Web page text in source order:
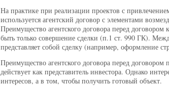
На практике при реализации проектов с
используется агентский договор с элементами
Преимущество агентского договора перед
быть только совершение сделки (п.1 ст. 990 ГК).
представляет собой сделку (например, оформление
Преимущество агентского договора перед
действует как представитель инвестора. Однако
интересов, а в том, чтобы получить готовый объект.